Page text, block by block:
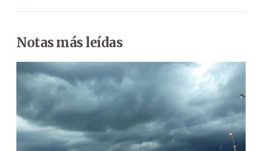
Notas más leídas